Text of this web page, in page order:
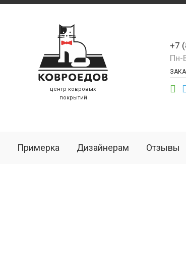
центр ковровых
покрытий
+7
Пн-
Примерка Дизайнерам Отзывы